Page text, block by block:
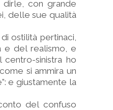
con grande
delle sue qualità
ostilità pertinaci,
e del realismo, e
sinistra ho
si ammira un
e giustamente la
del confuso